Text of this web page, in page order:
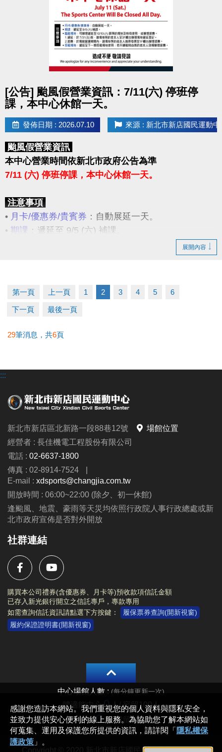
協辦單位：漫話科技股份有限公司
[公告] 颱風假營業資訊：7/11(六) 停班停
課，本中心休館一天。
發佈日期 : 2026.07.10 來源 : 新北市新店國民運動中
颱風假營業資訊
本中心營業時間依新北市政府公告為準
7/11 (六) 停班停課，本中心休館一天。
注意事項
• 月卡/優惠券/貴賓券 ：自動展延一天。
• 期課 ：遞延至 9/5 (六) 補課。
：可辦理遞延至10/10 (六) 原預約場地及時
台辦理場地遞延登記。
2.退費：於場館營運期間內，請場地預約者本人攜帶
發票至1F櫃台辦理退費。
由簽約者本人到場辦理退費。
造成不便 敬請見諒
展開內容
第一頁 上一頁 1 2 3 4 5 6
下一頁 最後一頁
29筆消息，共6頁
:::
新北市新店區北新路一段88巷12號
場館位置
經營者 : 長佳機電工程股份有限公司
電話 : 02-6637-1800
傳真 : 02-8914-7524
|
E-mail : xdsports@changjia.com.tw
開放時間 : 06:00~22:00 (除夕、初一休館)
逢颱風、地震、豪雨等天災均依照行政院人事行政總處或新
北市政府宣佈是否對外開放
社群連結
購買本公司禮券(含優惠券、月卡等)預收款項信託金額
已存入新光銀行開立之信託專戶，專款專用
如需查詢信託資訊請點選下方按鍵：
履保票券查詢(開新視窗)
履約保證證明書(開新視窗)
Copyright © 2020 新北市新店國民運動中心 All rights